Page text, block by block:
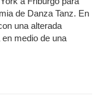
de Danza Tanz. En
una alterada
medio de una